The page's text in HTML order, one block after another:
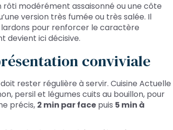
rôti modérément assaisonné ou une côte
version très fumée ou très salée. Il
lardons pour renforcer le caractère
devient ici décisive.
conviviale
rester régulière à servir. Cuisine Actuelle
persil et légumes cuits au bouillon, pour
précis, 2 min par face puis 5 min à